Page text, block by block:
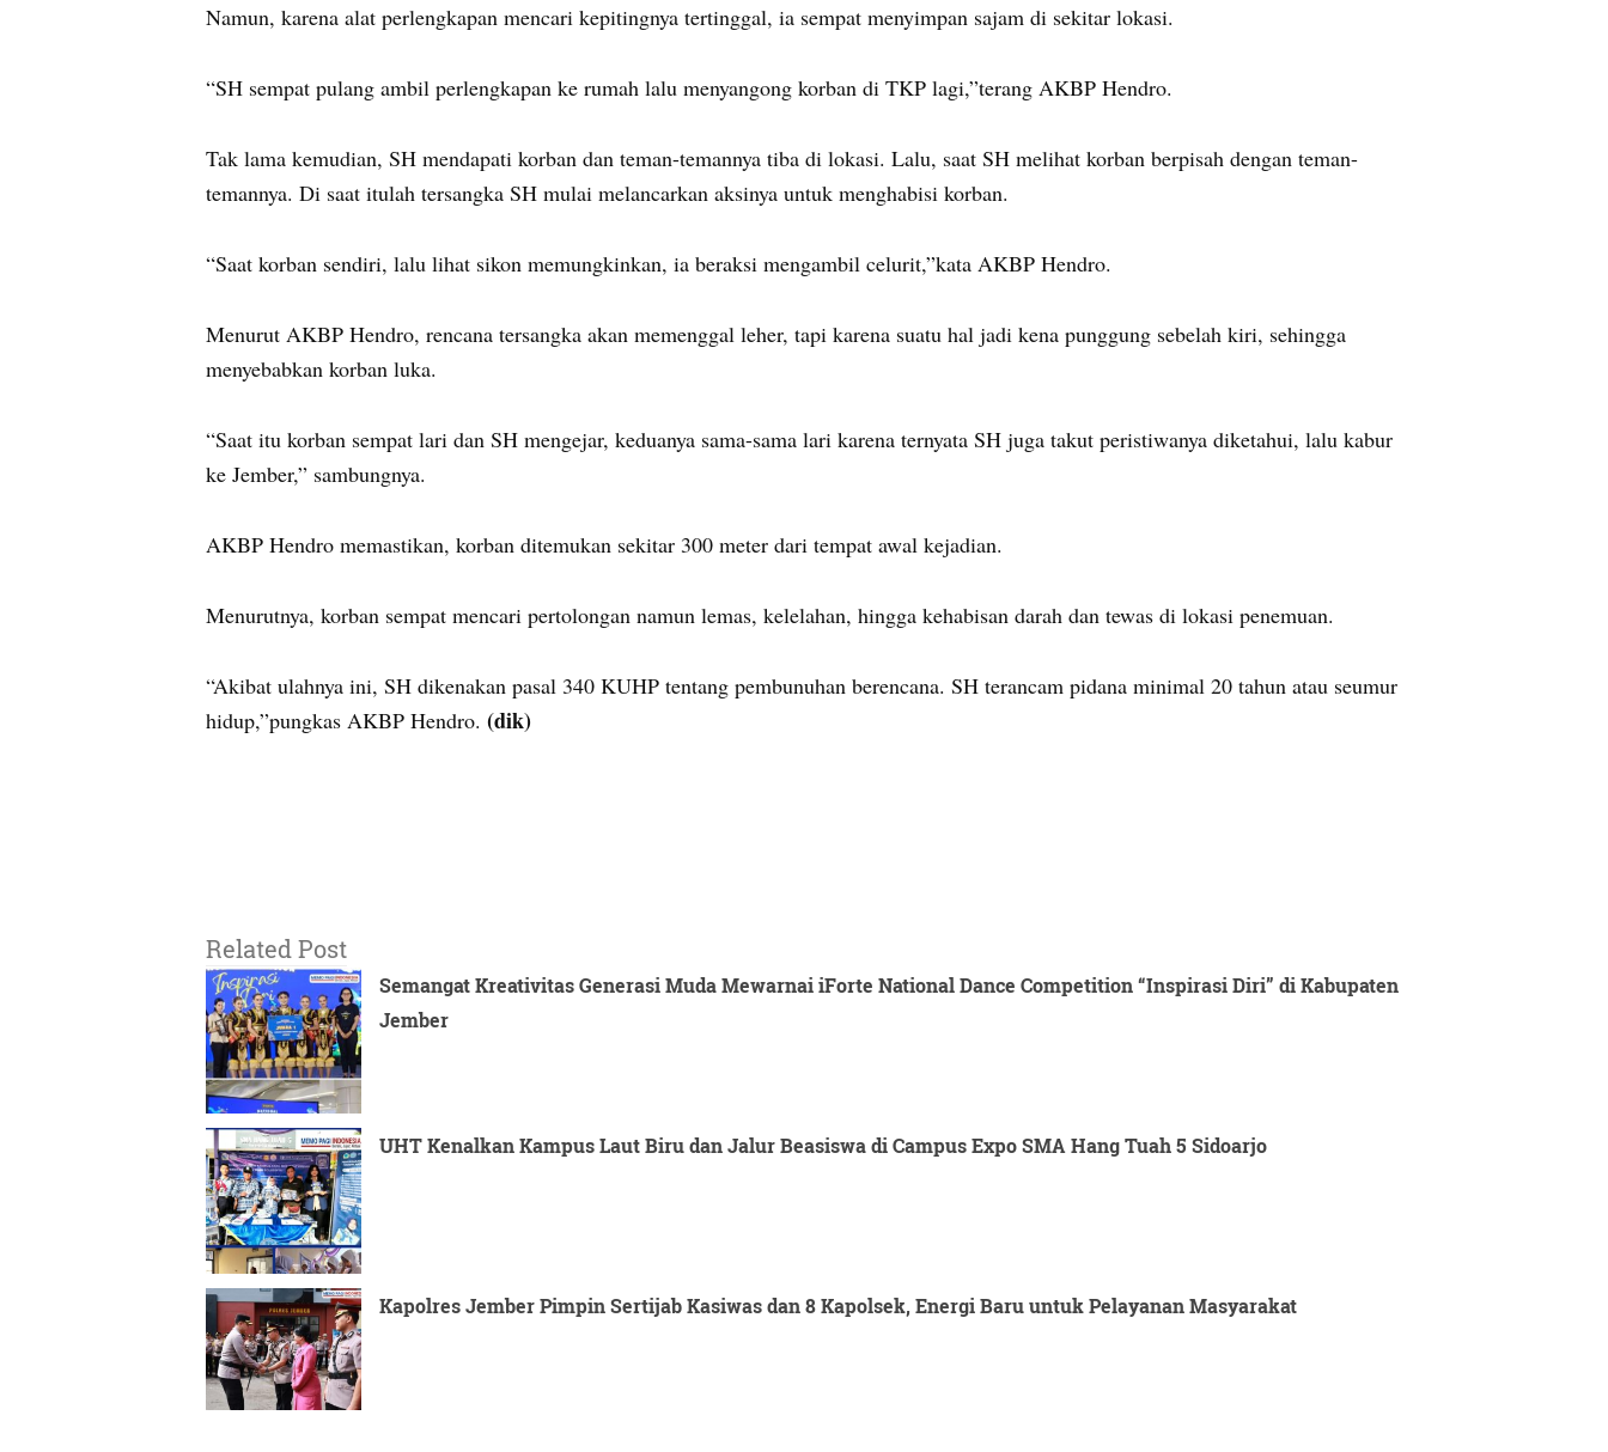
Namun, karena alat perlengkapan mencari kepitingnya tertinggal, ia sempat menyimpan sajam di sekitar lokasi.
“SH sempat pulang ambil perlengkapan ke rumah lalu menyangong korban di TKP lagi,”terang AKBP Hendro.
Tak lama kemudian, SH mendapati korban dan teman-temannya tiba di lokasi. Lalu, saat SH melihat korban berpisah dengan teman-
temannya. Di saat itulah tersangka SH mulai melancarkan aksinya untuk menghabisi korban.
“Saat korban sendiri, lalu lihat sikon memungkinkan, ia beraksi mengambil celurit,”kata AKBP Hendro.
Menurut AKBP Hendro, rencana tersangka akan memenggal leher, tapi karena suatu hal jadi kena punggung sebelah kiri, sehingga
menyebabkan korban luka.
“Saat itu korban sempat lari dan SH mengejar, keduanya sama-sama lari karena ternyata SH juga takut peristiwanya diketahui, lalu kabur
ke Jember,” sambungnya.
AKBP Hendro memastikan, korban ditemukan sekitar 300 meter dari tempat awal kejadian.
Menurutnya, korban sempat mencari pertolongan namun lemas, kelelahan, hingga kehabisan darah dan tewas di lokasi penemuan.
“Akibat ulahnya ini, SH dikenakan pasal 340 KUHP tentang pembunuhan berencana. SH terancam pidana minimal 20 tahun atau seumur
hidup,”pungkas AKBP Hendro. (dik)
Related Post
Semangat Kreativitas Generasi Muda Mewarnai iForte National Dance Competition “Inspirasi Diri” di Kabupaten
Jember
UHT Kenalkan Kampus Laut Biru dan Jalur Beasiswa di Campus Expo SMA Hang Tuah 5 Sidoarjo
Kapolres Jember Pimpin Sertijab Kasiwas dan 8 Kapolsek, Energi Baru untuk Pelayanan Masyarakat